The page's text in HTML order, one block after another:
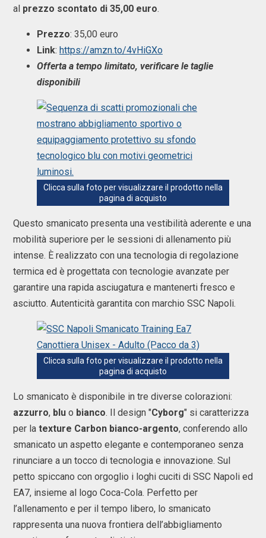
al prezzo scontato di 35,00 euro.
Prezzo: 35,00 euro
Link: https://amzn.to/4vHiGXo
Offerta a tempo limitato, verificare le taglie
disponibili
Clicca sulla foto per visualizzare il prodotto nella
pagina di acquisto
Questo smanicato presenta una vestibilità aderente e una
mobilità superiore per le sessioni di allenamento più
intense. È realizzato con una tecnologia di regolazione
termica ed è progettata con tecnologie avanzate per
garantire una rapida asciugatura e mantenerti fresco e
asciutto. Autenticità garantita con marchio SSC Napoli.
Clicca sulla foto per visualizzare il prodotto nella
pagina di acquisto
Lo smanicato è disponibile in tre diverse colorazioni:
azzurro, blu o bianco. Il design "Cyborg" si caratterizza
per la texture Carbon bianco-argento, conferendo allo
smanicato un aspetto elegante e contemporaneo senza
rinunciare a un tocco di tecnologia e innovazione. Sul
petto spiccano con orgoglio i loghi cuciti di SSC Napoli ed
EA7, insieme al logo Coca-Cola. Perfetto per
l’allenamento e per il tempo libero, lo smanicato
rappresenta una nuova frontiera dell’abbigliamento